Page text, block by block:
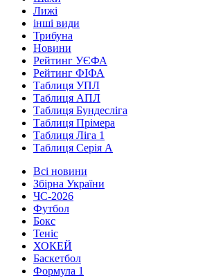
Лижі
інші види
Трибуна
Новини
Рейтинг УЄФА
Рейтинг ФІФА
Таблиця УПЛ
Таблиця АПЛ
Таблиця Бундесліга
Таблиця Прімера
Таблиця Ліга 1
Таблиця Серія А
Всі новини
Збірна України
ЧС-2026
Футбол
Бокс
Теніс
ХОКЕЙ
Баскетбол
Формула 1